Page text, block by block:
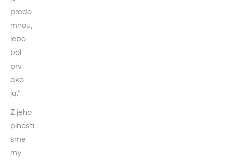
predo
mnou,
lebo
bol
prv
ako
ja.“
Z jeho
plnosti
sme
my